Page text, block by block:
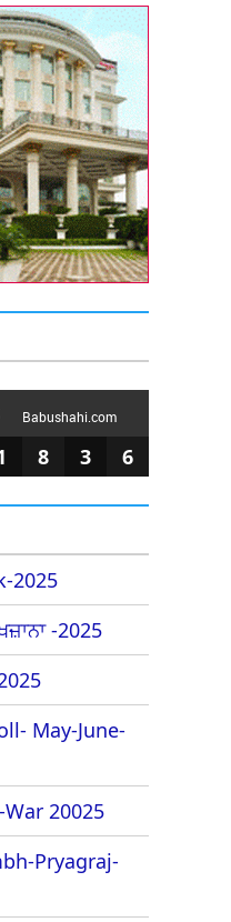
Babushahi.com
8 3 6
2025
-2025
May-June-
20025
Pryagraj-